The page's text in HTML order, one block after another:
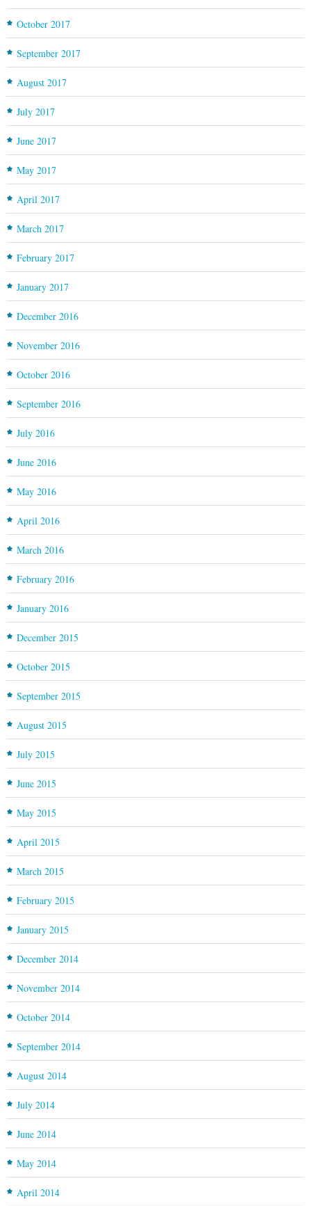
October 2017
September 2017
August 2017
July 2017
June 2017
May 2017
April 2017
March 2017
February 2017
January 2017
December 2016
November 2016
October 2016
September 2016
July 2016
June 2016
May 2016
April 2016
March 2016
February 2016
January 2016
December 2015
October 2015
September 2015
August 2015
July 2015
June 2015
May 2015
April 2015
March 2015
February 2015
January 2015
December 2014
November 2014
October 2014
September 2014
August 2014
July 2014
June 2014
May 2014
April 2014